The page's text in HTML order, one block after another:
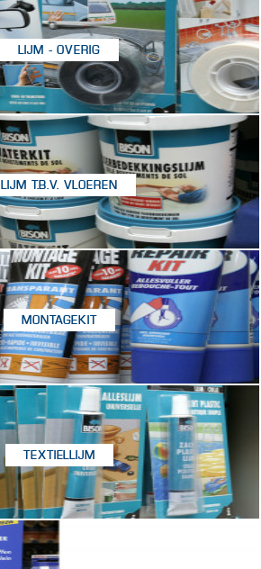
LIJM - OVERIG
LIJM T.B.V. VLOEREN
MONTAGEKIT
TEXTIELLIJM